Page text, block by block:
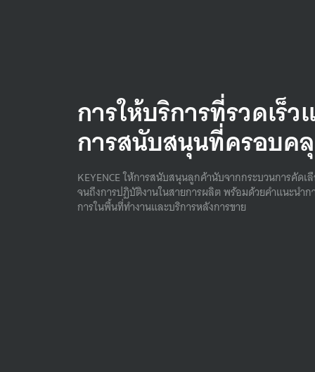
การให้บริการที่รวดเร็ว
การสนับสนุนที่ครอบค
KEYENCE ให้การสนับสนุนลูกค้านับจากกระบวนการคัดเ
จนถึงการปฏิบัติงานในสายการผลิต พร้อมด้วยคําแนะนําก
การในพื้นที่ทํางานและบริการหลังการขาย